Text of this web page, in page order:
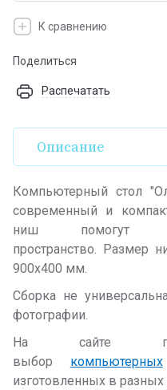
К сравнению
Поделиться
Распечатать
Описание
Компьютерный стол
современный и
ниш помогут
пространство. Размер
900х400 мм.
Сборка не
фотографии.
На сайте
выбор компьютерных
изготовленных в разных